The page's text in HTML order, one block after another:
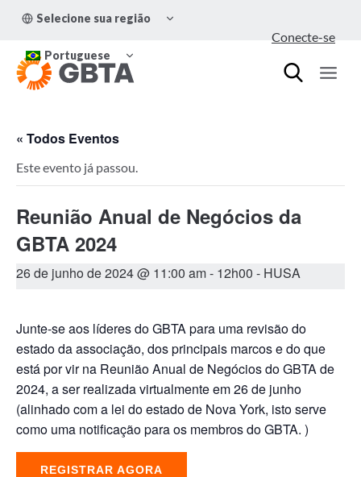
para
Conteúdo
Selecione sua região
MENU
Portuguese
MENU
FILHO
Conecte-se
« Todos Eventos
Este evento já passou.
Reunião Anual de Negócios da
GBTA 2024
26 de junho de 2024 @ 11:00 am- 12h00 - HUSA
Junte-se aos líderes do GBTA para uma revisão do
estado da associação, dos principais marcos e do que
está por vir na Reunião Anual de Negócios do GBTA de
2024, a ser realizada virtualmente em 26 de junho
(alinhado com a lei do estado de Nova York, isto serve
como uma notificação para os membros do GBTA. )
REGISTRAR AGORA